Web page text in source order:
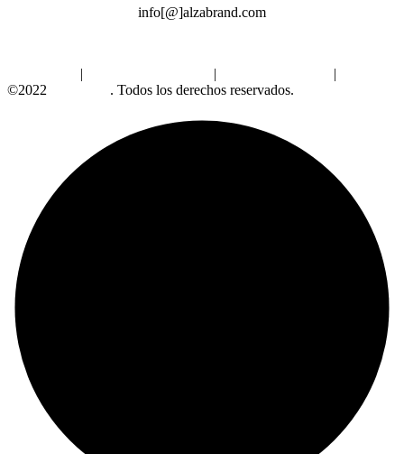
info[@]alzabrand.com
| |
|
©2022
. Todos los derechos reservados.